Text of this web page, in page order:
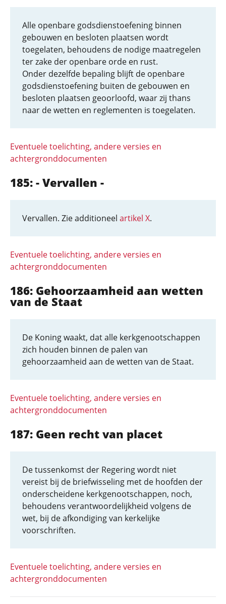
Alle openbare godsdienstoefening binnen
gebouwen en besloten plaatsen wordt
toegelaten, behoudens de nodige maatregelen
ter zake der openbare orde en rust.
Onder dezelfde bepaling blijft de openbare
godsdienstoefening buiten de gebouwen en
besloten plaatsen geoorloofd, waar zij thans
naar de wetten en reglementen is toegelaten.
Eventuele toelichting, andere versies en
achtergronddocumenten
185: - Vervallen -
Vervallen. Zie additioneel artikel X.
Eventuele toelichting, andere versies en
achtergronddocumenten
186: Gehoorzaamheid aan wetten
van de Staat
De Koning waakt, dat alle kerkgenootschappen
zich houden binnen de palen van
gehoorzaamheid aan de wetten van de Staat.
Eventuele toelichting, andere versies en
achtergronddocumenten
187: Geen recht van placet
De tussenkomst der Regering wordt niet
vereist bij de briefwisseling met de hoofden der
onderscheidene kerkgenootschappen, noch,
behoudens verantwoordelijkheid volgens de
wet, bij de afkondiging van kerkelijke
voorschriften.
Eventuele toelichting, andere versies en
achtergronddocumenten